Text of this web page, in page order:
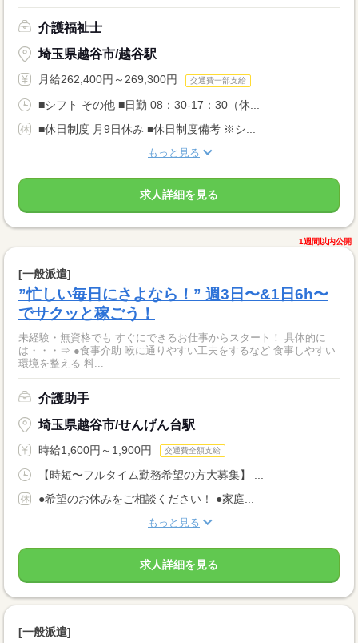
介護福祉士
埼玉県越谷市/越谷駅
月給262,400円～269,300円 交通費一部支給
■シフト その他 ■日勤 08：30-17：30（休...
■休日制度 月9日休み ■休日制度備考 ※シ...
もっと見る
求人詳細を見る
1週間以内公開
[一般派遣]
”忙しい毎日にさよなら！” 週3日〜&1日6h〜
でサクッと稼ごう！
未経験・無資格でも すぐにできるお仕事からスタート！ 具体的に
は・・・⇒ ●食事介助 喉に通りやすい工夫をするなど 食事しやすい
環境を整える 料...
介護助手
埼玉県越谷市/せんげん台駅
時給1,600円～1,900円 交通費全額支給
【時短〜フルタイム勤務希望の方大募集】 ...
●希望のお休みをご相談ください！ ●家庭...
もっと見る
求人詳細を見る
[一般派遣]